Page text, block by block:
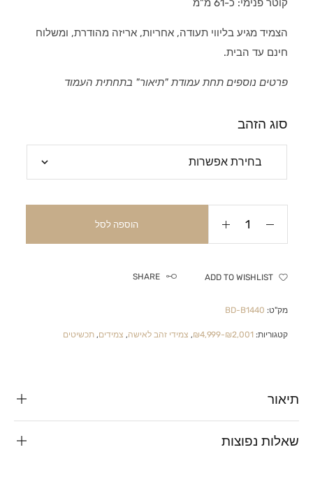
קוטר פנימי: כ-61 מ"מ
הצמיד מגיע בליווי תעודה, אחריות, אריזה מהודרת, ומשלוח
חינם עד הבית.
פרטים נוספים תחת עמודת "תיאור" בתחתית העמוד
סוג הזהב
הוספה לסל
ADD TO WISHLIST
SHARE
מק"ט: BD-B1440
קטגוריות: ₪2,001-₪4,999
, צמידי זהב לאישה, צמידים,תכשיטים
תיאור
שאלות נפוצות